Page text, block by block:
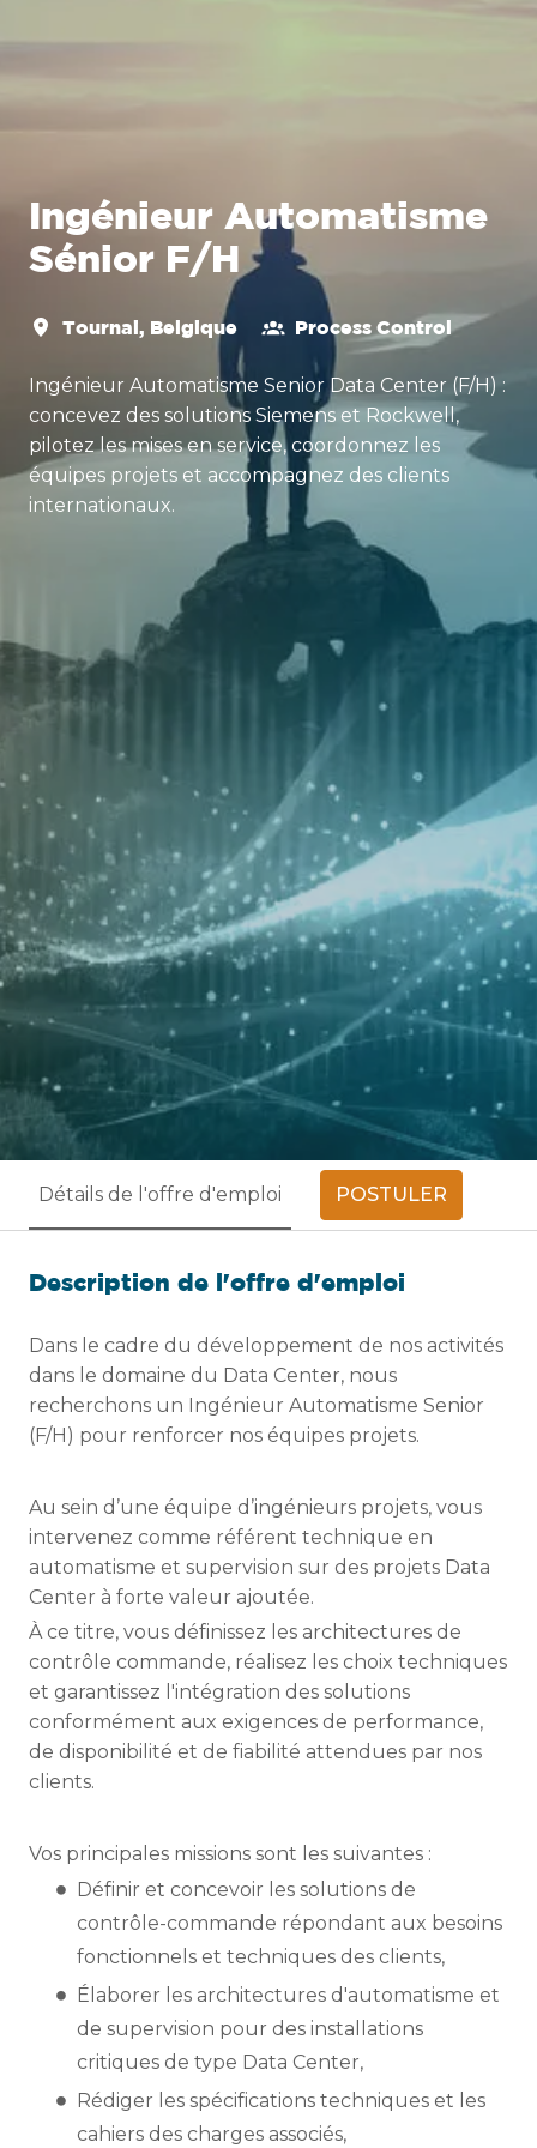
Ingénieur Automatisme
Sénior F/H
Tournai , Belgique Process Control
Ingénieur Automatisme Senior Data Center (F/H) :
concevez des solutions Siemens et Rockwell,
pilotez les mises en service, coordonnez les
équipes projets et accompagnez des clients
internationaux.
Détails de l'offre d'emploi POSTULER
Description de l'offre d'emploi
Dans le cadre du développement de nos activités
dans le domaine du Data Center, nous
recherchons un Ingénieur Automatisme Senior
(F/H) pour renforcer nos équipes projets.
Au sein d’une équipe d’ingénieurs projets, vous
intervenez comme référent technique en
automatisme et supervision sur des projets Data
Center à forte valeur ajoutée.
À ce titre, vous définissez les architectures de
contrôle commande, réalisez les choix techniques
et garantissez l'intégration des solutions
conformément aux exigences de performance,
de disponibilité et de fiabilité attendues par nos
clients.
Vos principales missions sont les suivantes :
Définir et concevoir les solutions de
contrôle-commande répondant aux besoins
fonctionnels et techniques des clients,
Élaborer les architectures d'automatisme et
de supervision pour des installations
critiques de type Data Center,
Rédiger les spécifications techniques et les
cahiers des charges associés,